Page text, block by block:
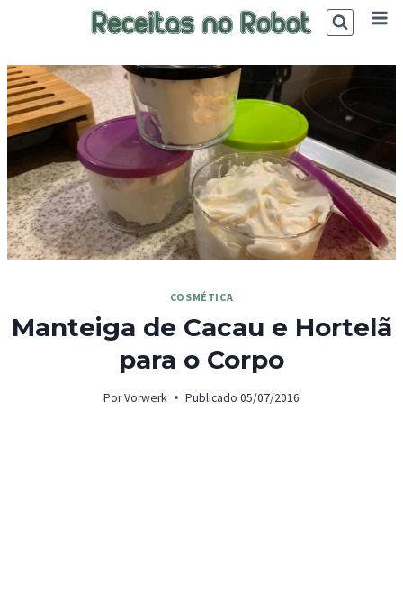
COSMÉTICA
Manteiga de Cacau e Hortelã
para o Corpo
PorVorwerk Publicado 05/07/2016